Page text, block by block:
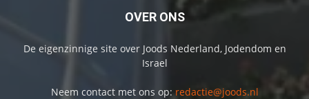
OVER ONS
De eigenzinnige site over Joods Nederland, Jodendom en
Israel
Neem contact met ons op: redactie@joods.nl